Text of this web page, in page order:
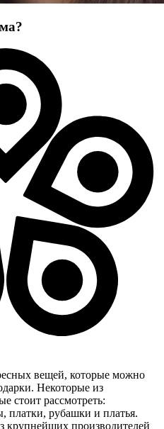
вещей, которые можно
Некоторые из
стоит рассмотреть:
платки, рубашки и платья.
крупнейших производителей